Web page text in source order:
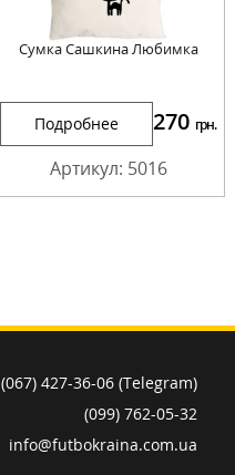
Сумка Сашкина Любимка
Подробнее 270 грн.
Артикул: 5016
(067) 427-36-06 (Telegram)
(099) 762-05-32
info@futbokraina.com.ua